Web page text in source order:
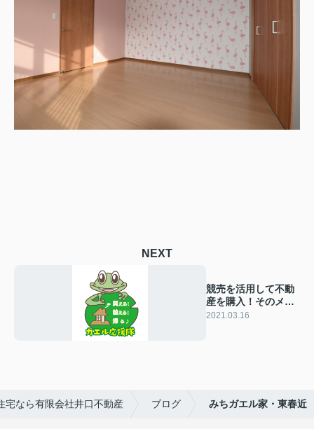
NEXT
競売を活用して不動
産を購入！そのメリ
ットとデメリットと
2021.03.16
宅なら有限会社井口不動産 ブログ みちガエル家・東春近